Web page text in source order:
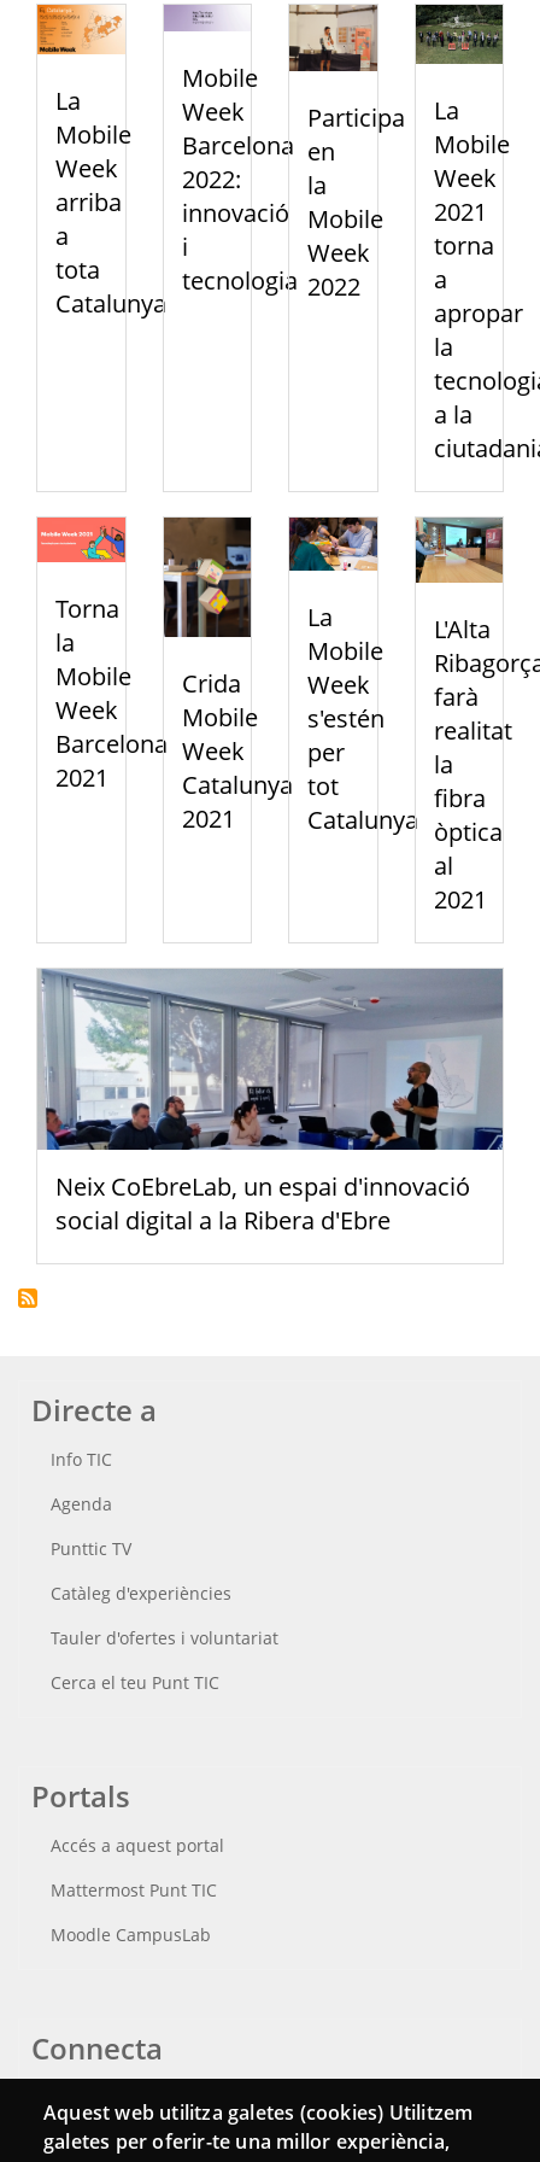
La
Mobile
Week
arriba
a
tota
Catalunya
Mobile
Week
Barcelona
2022:
innovació
i
tecnologia
Participa
en
la
Mobile
Week
2022
La
Mobile
Week
2021
torna
a
apropar
la
a la
Torna
la
Mobile
Week
Barcelona
2021
Crida
Mobile
Week
Catalunya
2021
La
Mobile
Week
s'estén
per
tot
Catalunya
L'Alta
farà
realitat
la
fibra
òptica
al
2021
Neix CoEbreLab, un espai d'innovació
social digital a la Ribera d'Ebre
Directe a
Info TIC
Agenda
Punttic TV
Catàleg d'experiències
Tauler d'ofertes i voluntariat
Cerca el teu Punt TIC
Portals
Accés a aquest portal
Mattermost Punt TIC
Moodle CampusLab
Connecta
Butlletins
Aquest web utilitza galetes (cookies) Utilitzem
galetes per oferir-te una millor experiència,